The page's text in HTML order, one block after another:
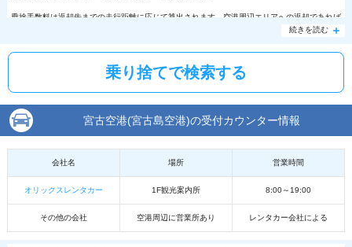
乗捨手数料は返却先までの走行距離に応じて算出されます。空港周辺エリアへの返却であれば
続きを読む
乗り捨てで検索する
宮古空港(宮古島空港)の受付カウンター情報
会社名 場所 営業時間
オリックスレンタカー 1F観光案内所 8:00～19:00
その他の会社 空港周辺に営業所あり レンタカー会社による